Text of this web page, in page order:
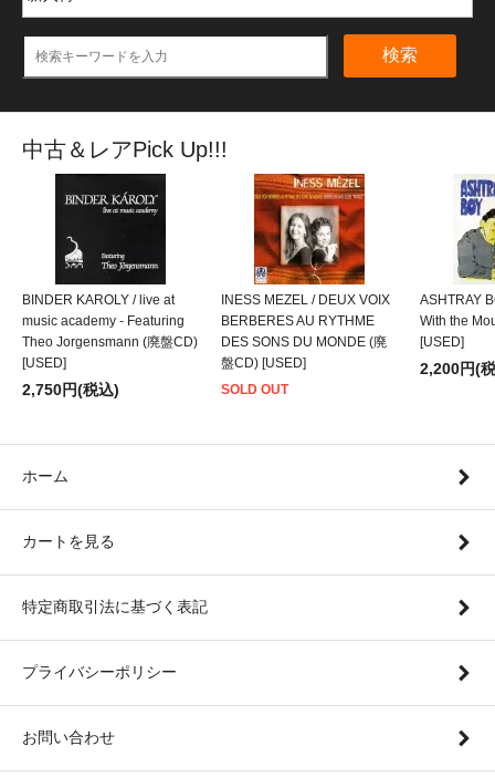
検索
中古＆レアPick Up!!!
BINDER KAROLY / live at
music academy - Featuring
Theo Jorgensmann (廃盤CD)
[USED]
2,750円(税込)
INESS MEZEL / DEUX VOIX
BERBERES AU RYTHME
DES SONS DU MONDE (廃
盤CD) [USED]
SOLD OUT
ASHTRAY
With the
[USED]
2,200円(
ホーム
カートを見る
特定商取引法に基づく表記
プライバシーポリシー
お問い合わせ